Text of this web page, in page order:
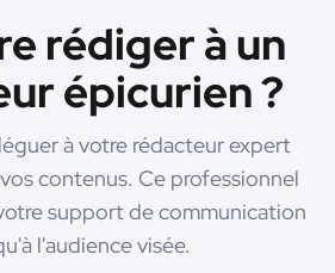
rédiger à un
épicurien ?
à votre rédacteur expert
contenus. Ce professionnel
support de communication
l'audience visée.